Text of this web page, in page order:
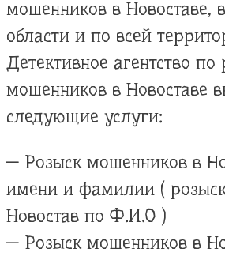
мошенников в Новоставе,
области и по всей
Детективное агентство по
мошенников в Новоставе
следующие услуги:
— Розыск мошенников в
имени и фамилии (
Новостав по Ф.И.О )
— Розыск мошенников в